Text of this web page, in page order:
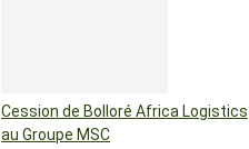
Cession de Bolloré Africa Logistics
au Groupe MSC